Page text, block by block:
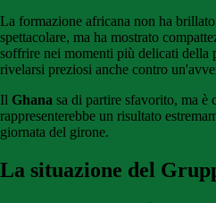
La formazione africana non ha
spettacolare, ma ha mostrato
soffrire nei momenti più delicati della
rivelarsi preziosi anche contro
Il Ghana sa di partire sfavorito, ma è
rappresenterebbe un risultato
giornata del girone.
La situazione del